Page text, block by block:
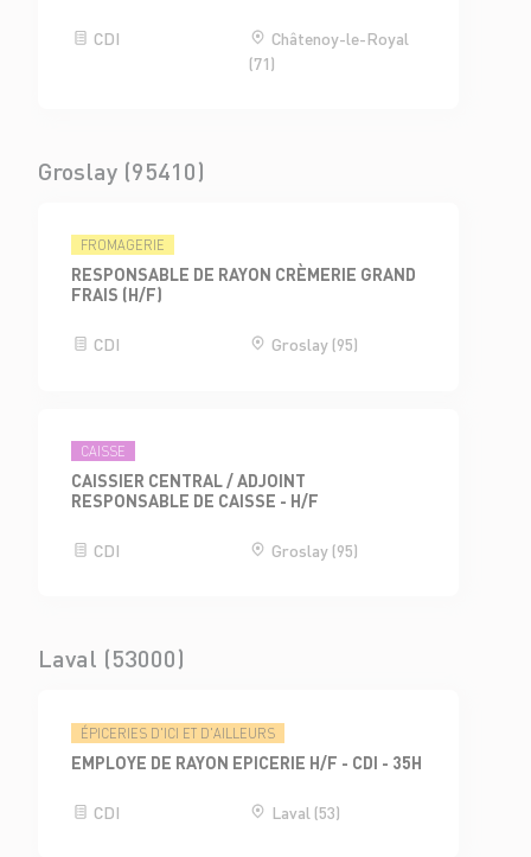
CDI
Châtenoy-le-Royal
(71)
Groslay (95410)
FROMAGERIE
RESPONSABLE DE RAYON CRÈMERIE GRAND
FRAIS (H/F)
CDI Groslay (95)
CAISSE
CAISSIER CENTRAL / ADJOINT
RESPONSABLE DE CAISSE - H/F
CDI Groslay (95)
Laval (53000)
ÉPICERIES D'ICI ET D'AILLEURS
EMPLOYE DE RAYON EPICERIE H/F - CDI - 35H
CDI Laval (53)